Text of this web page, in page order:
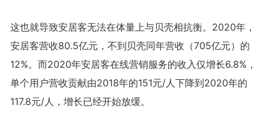
这也就导致安居客无法在体量上与贝壳相抗衡。2020年，
安居客营收80.5亿元，不到贝壳同年营收（705亿元）的
12%。而2020年安居客在线营销服务的收入仅增长6.8%，
单个用户营收贡献由2018年的151元/人下降到2020年的
117.8元/人，增长已经开始放缓。